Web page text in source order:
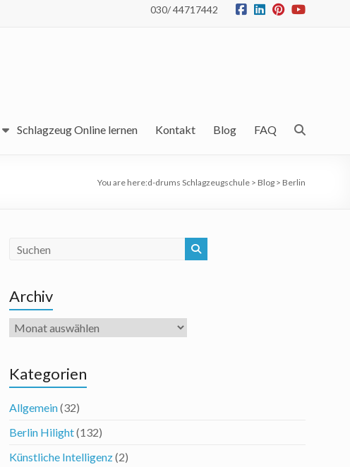
030/ 44717442
Schlagzeug Online lernen Kontakt Blog FAQ
You are here:d-drums Schlagzeugschule > Blog > Berlin
Archiv
Archiv
Kategorien
Allgemein(32)
Berlin Hilight(132)
Künstliche Intelligenz(2)